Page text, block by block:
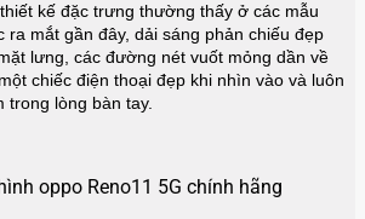
kế đặc trưng thường thấy ở các mẫu
ra mắt gần đây, dải sáng phản chiếu đẹp
lưng, các đường nét vuốt mỏng dần về
chiếc điện thoại đẹp khi nhìn vào và luôn
trong lòng bàn tay.
oppo Reno11 5G chính hãng